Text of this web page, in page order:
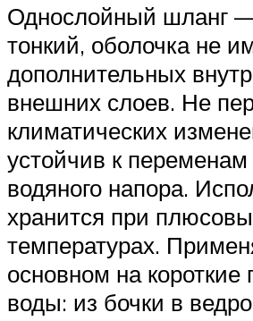
Однослойный шланг
тонкий, оболочка не
дополнительных
внешних слоев. Не
климатических
устойчив к
водяного напора.
хранится при
температурах.
основном на короткие
воды: из бочки в